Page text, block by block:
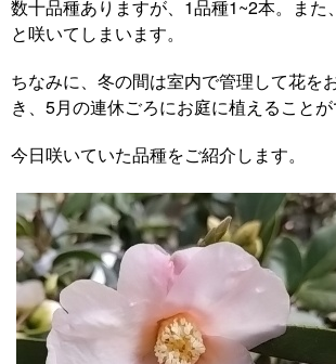
数十品種ありますが、1品種1~2本。また
と咲いてしまいます。
ちなみに、冬の間は室内で管理して花を
き、5月の連休ごろにお庭に植えることが
今日咲いていた品種をご紹介します。